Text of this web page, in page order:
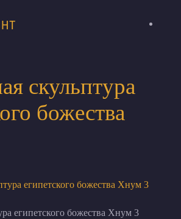
скульптура
божества
египетского божества Хнум 3